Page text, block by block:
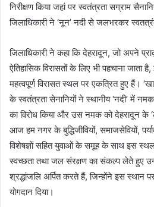
निरीक्षण किया जहां पर स्वतंत्रता सग्राम
जिलाधिकारी ने ‘नून’ नदी से जलभरकर
जिलाधिकारी ने कहा कि देहरादून, जो अपने
ऐतिहासिक विरासतों के लिए भी पहचाना
महत्वपूर्ण विरासत स्थल पर एकत्रित हुए हैं।
के स्वतंत्रता सेनानियों ने स्थानीय ‘नदी’ में
का विरोध किया और उस नमक को देहरादून के
आज हम नगर के बुद्धिजीवियों, समाजसेवियों,
विशेषज्ञों सहित युवाओं के समूह के साथ इस
स्वच्छता तथा जल संरक्षण का संकल्प लेते हुए
श्रद्धांजलि अर्पित करते हैं, जिन्होंने इस स्थान
योगदान दिया।